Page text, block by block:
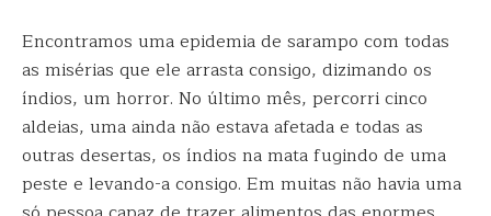
Encontramos uma epidemia de sarampo com todas
as misérias que ele arrasta consigo, dizimando os
índios, um horror. No último mês, percorri cinco
aldeias, uma ainda não estava afetada e todas as
outras desertas, os índios na mata fugindo de uma
peste e levando-a consigo. Em muitas não havia uma